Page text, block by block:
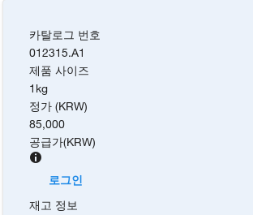
카탈로그 번호
012315.A1
제품 사이즈
1kg
정가 (KRW)
85,000
공급가(KRW)
로그인
재고 정보